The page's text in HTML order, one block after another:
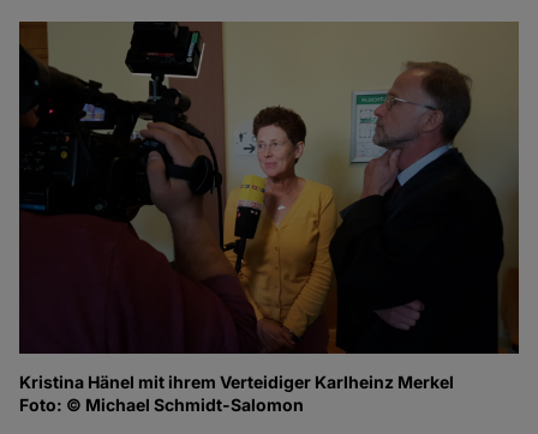
Kristina Hänel mit ihrem Verteidiger Karlheinz Merkel
Foto: © Michael Schmidt-Salomon